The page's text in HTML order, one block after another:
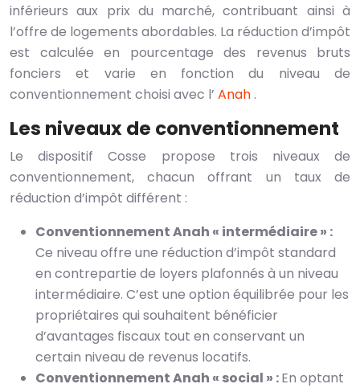
inférieurs aux prix du marché, contribuant ainsi à
l’offre de logements abordables. La réduction d’impôt
est calculée en pourcentage des revenus bruts
fonciers et varie en fonction du niveau de
conventionnement choisi avec l’ Anah .
Les niveaux de conventionnement
Le dispositif Cosse propose trois niveaux de
conventionnement, chacun offrant un taux de
réduction d’impôt différent :
Conventionnement Anah « intermédiaire » :
Ce niveau offre une réduction d’impôt standard
en contrepartie de loyers plafonnés à un niveau
intermédiaire. C’est une option équilibrée pour les
propriétaires qui souhaitent bénéficier
d’avantages fiscaux tout en conservant un
certain niveau de revenus locatifs.
Conventionnement Anah « social » :En optant